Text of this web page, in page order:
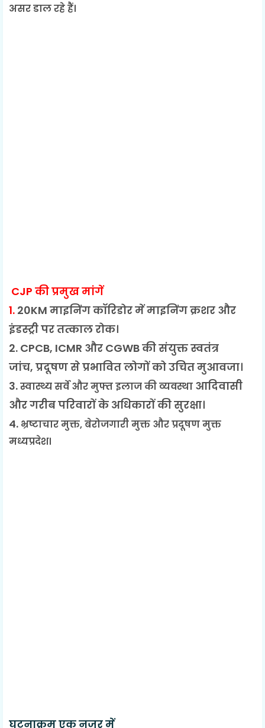
असर डाल रहे हैं।
CJP की प्रमुख मांगें
1. 20KM माइनिंग कॉरिडोर में माइनिंग क्रशर और
इंडस्ट्री पर तत्काल रोक।
2. CPCB, ICMR और CGWB की संयुक्त स्वतंत्र
जांच, प्रदूषण से प्रभावित लोगों को उचित मुआवजा।
3.स्वास्थ्य सर्वे और मुफ्त इलाज की व्यवस्था आदिवासी
और गरीब परिवारों के अधिकारों की सुरक्षा।
4. भ्रष्टाचार मुक्त, बेरोजगारी मुक्त और प्रदूषण मुक्त
मध्यप्रदेश।
घटनाक्रम एक नजर में